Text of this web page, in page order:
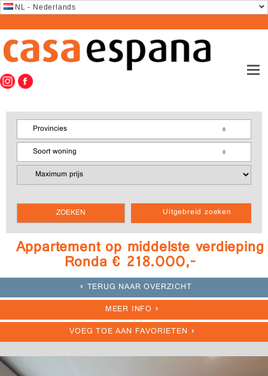
NL - Nederlands
Uitgebreid zoeken
Provincies
Soort woning
Appartement op middelste verdieping
Ronda € 218.000,-
TERUG NAAR OVERZICHT
MEER INFO
VOEG TOE AAN FAVORIETEN